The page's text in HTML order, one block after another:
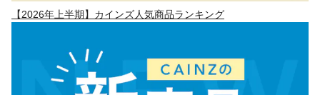
【2026年上半期】カインズ人気商品ランキング